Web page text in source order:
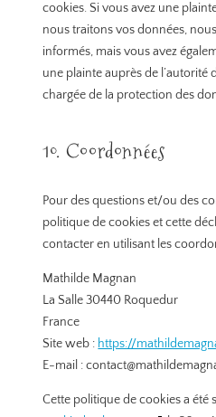
cookies. Si vous avez une
nous traitons vos données,
informés, mais vous avez
une plainte auprès de l’autorité
chargée de la protection des
10. Coordonnées
Pour des questions et/ou des
politique de cookies et cette
contacter en utilisant les
Mathilde Magnan
La Salle 30440 Roquedur
France
Site web : https://
E-mail :contact@
Cette politique de cookies a été